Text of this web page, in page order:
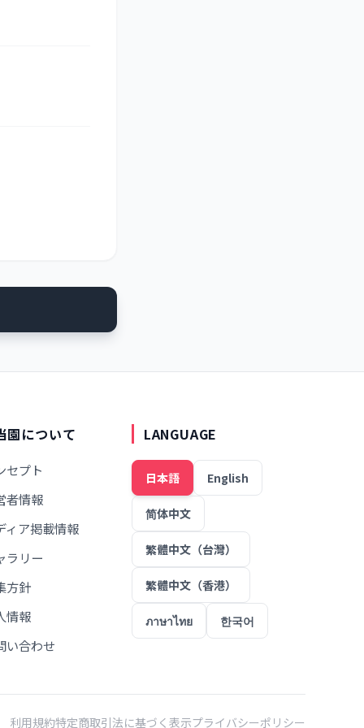
園について
セプト
者情報
ィア掲載情報
ラリー
方針
情報
い合わせ
LANGUAGE
日本語 English
简体中文
繁體中文（台灣）
繁體中文（香港）
ภาษาไทย 한국어
利用規約特定商取引法に基づく表示プライバシーポリシー